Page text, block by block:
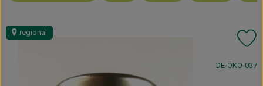
regional
,DE-ÖKO-037